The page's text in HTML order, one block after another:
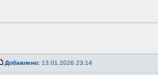
Добавлено: 13.01.2026 23:14